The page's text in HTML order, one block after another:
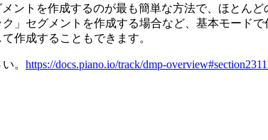
ントを作成するのが最も簡単な方法で、ほとん
」セグメントを作成する場合など、基本モード
作成することもできます。
。 https://docs.piano.io/track/dmp-